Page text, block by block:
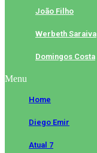
João Filho
Werbeth Saraiva
Domingos Costa
Menu
Home
Diego Emir
Atual 7